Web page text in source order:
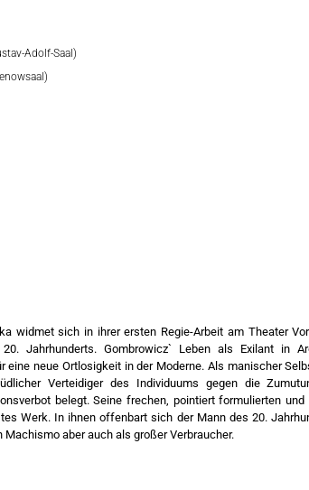
Adolf-Saal)
widmet sich in ihrer ersten Regie-Arbeit am Theater
Jahrhunderts. Gombrowicz` Leben als Exilant in
neue Ortlosigkeit in der Moderne. Als manischer
Verteidiger des Individuums gegen die
belegt. Seine frechen, pointiert formulierten und
Werk. In ihnen offenbart sich der Mann des 20.
aber auch als großer Verbraucher.